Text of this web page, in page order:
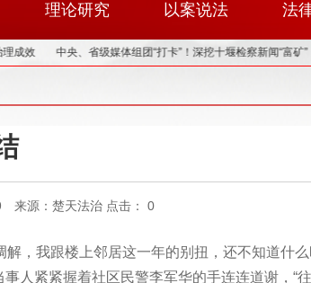
理论研究 以案说法 法
中央、省级媒体组团“打卡”！深挖十堰检察新闻“富矿”！ 荆州
来源：楚天法治 点击： 0
，我跟楼上邻居这一年的别扭，还不知道什
人紧紧握着社区民警李军华的手连连道谢，“